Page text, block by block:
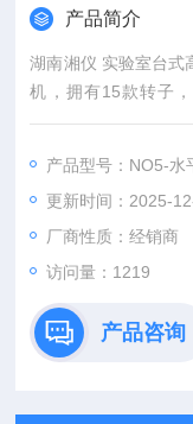
产品简介
湖南湘仪 实验室台式
机，拥有15款转子
（圆角/尖角）广泛
确保样品的温度；特
产品型号：NO5-水
更新时间：2025-
厂商性质：经销商
访问量：1219
产品咨询